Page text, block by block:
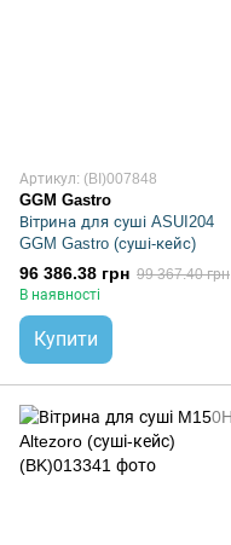
Артикул: (BI)007848
GGM Gastro
Вітрина для суші ASUI204
GGM Gastro (суші-кейс)
96 386.38 грн 99 367.40 грн
В наявності
Купити